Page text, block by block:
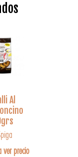
Al
ver precio